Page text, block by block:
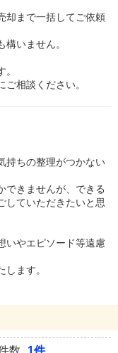
却まで一括してご依頼
いません。
相談ください。
持ちの整理がつかない
できませんが、できる
していただきたいと思
いやエピソード等遠慮
ます。